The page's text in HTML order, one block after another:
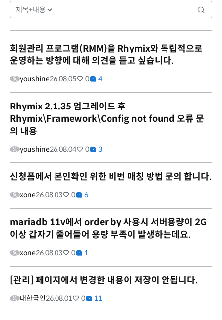
회원관리 프로그램(RMM)을 Rhymix와 독립적으로
운영하는 방향에 대해 의견을 듣고 싶습니다.
youshine26.08.05 0 4
Rhymix 2.1.35 업그레이드 후
Rhymix\Framework\Config not found 오류 문
의 내용
youshine26.08.04 0 3
신청폼에서 본인확인 위한 비번 매칭 방법 문의 합니다.
xone26.08.03 0 6
mariadb 11v에서 order by 사용시 서버용량이 2G
이상 갑자기 줄어들어 용량 부족이 발생하는데요.
xone26.08.03 0 1
[관리] 페이지에서 변경한 내용이 저장이 안됩니다.
대한국인26.08.01 0 11